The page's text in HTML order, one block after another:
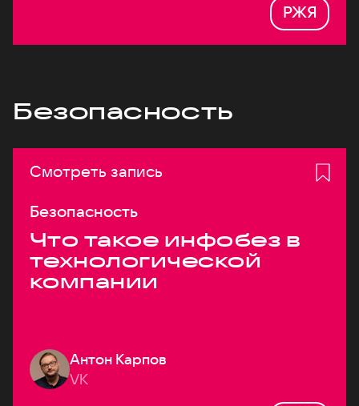
РЖЯ
Безопасность
Смотреть запись
Безопасность
Что такое инфобез в
технологической
компании
Антон Карпов
VK